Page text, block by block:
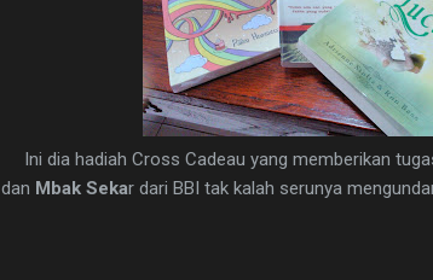
Ini dia hadiah Cross Cadeau yang memberikan
dan Mbak Sekar dari BBI tak kalah serunya